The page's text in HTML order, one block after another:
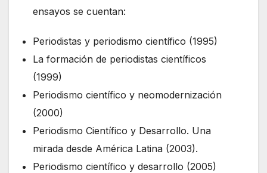
ensayos se cuentan:
Periodistas y periodismo científico (1995)
La formación de periodistas científicos
(1999)
Periodismo científico y neomodernización
(2000)
Periodismo Científico y Desarrollo. Una
mirada desde América Latina (2003).
Periodismo científico y desarrollo (2005)